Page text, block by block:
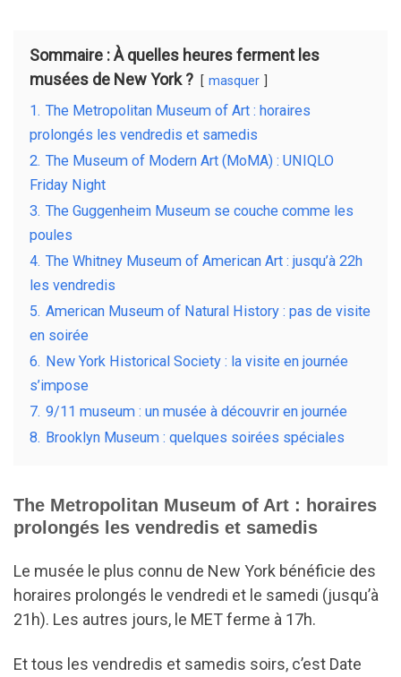
Sommaire : À quelles heures ferment les
musées de New York ?
masquer
1. The Metropolitan Museum of Art : horaires
prolongés les vendredis et samedis
2. The Museum of Modern Art (MoMA) : UNIQLO
Friday Night
3. The Guggenheim Museum se couche comme les
poules
4. The Whitney Museum of American Art : jusqu’à 22h
les vendredis
5. American Museum of Natural History : pas de visite
en soirée
6. New York Historical Society : la visite en journée
s’impose
7. 9/11 museum : un musée à découvrir en journée
8. Brooklyn Museum : quelques soirées spéciales
The Metropolitan Museum of Art : horaires
prolongés les vendredis et samedis
Le musée le plus connu de New York bénéficie des
horaires prolongés le vendredi et le samedi (jusqu’à
21h). Les autres jours, le MET ferme à 17h.
Et tous les vendredis et samedis soirs, c’est Date